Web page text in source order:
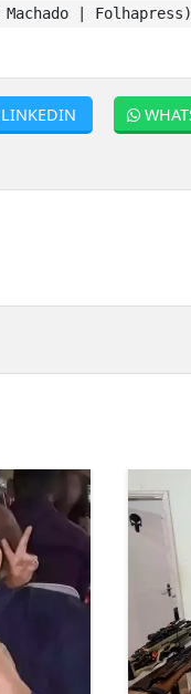
| Folhapress)
LINKEDIN